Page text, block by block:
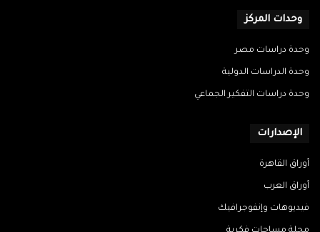
وحدات المركز
وحدة دراسات مصر
وحدة الدراسات الدولية
وحدة دراسات التفكير الجماعي
الإصدارات
أوراق القاهرة
أوراق العرب
فيديوهات وإنفوجرافيك